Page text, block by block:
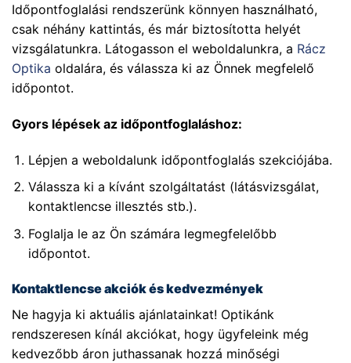
Időpontfoglalási rendszerünk könnyen használható,
csak néhány kattintás, és már biztosította helyét
vizsgálatunkra. Látogasson el weboldalunkra, a Rácz
Optika oldalára, és válassza ki az Önnek megfelelő
időpontot.
Gyors lépések az időpontfoglaláshoz:
Lépjen a weboldalunk időpontfoglalás szekciójába.
Válassza ki a kívánt szolgáltatást (látásvizsgálat,
kontaktlencse illesztés stb.).
Foglalja le az Ön számára legmegfelelőbb
időpontot.
Kontaktlencse akciók és kedvezmények
Ne hagyja ki aktuális ajánlatainkat! Optikánk
rendszeresen kínál akciókat, hogy ügyfeleink még
kedvezőbb áron juthassanak hozzá minőségi